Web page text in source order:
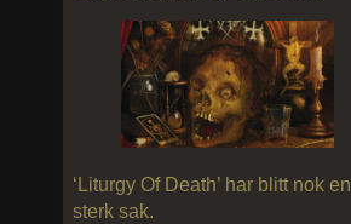
‘Liturgy Of Death’ har blitt nok en
sterk sak.